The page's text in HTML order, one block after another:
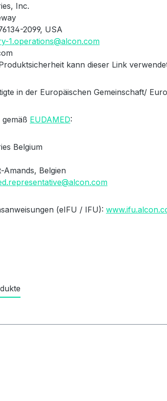
Inc.
2099, USA
1.operations@alcon.com
kann dieser Link
in der Europäischen Gemeinschaft/
EUDAMED:
Belgium
Belgien
(eIFU / IFU):